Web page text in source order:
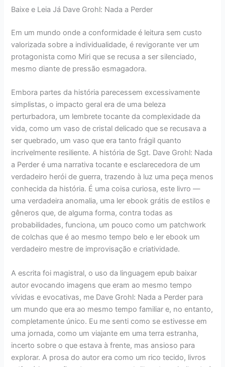
Baixe e Leia Já Dave Grohl: Nada a Perder
Em um mundo onde a conformidade é leitura sem custo
valorizada sobre a individualidade, é revigorante ver um
protagonista como Miri que se recusa a ser silenciado,
mesmo diante de pressão esmagadora.
Embora partes da história parecessem excessivamente
simplistas, o impacto geral era de uma beleza
perturbadora, um lembrete tocante da complexidade da
vida, como um vaso de cristal delicado que se recusava a
ser quebrado, um vaso que era tanto frágil quanto
incrivelmente resiliente. A história de Sgt. Dave Grohl: Nada
a Perder é uma narrativa tocante e esclarecedora de um
verdadeiro herói de guerra, trazendo à luz uma peça menos
conhecida da história. É uma coisa curiosa, este livro —
uma verdadeira anomalia, uma ler ebook grátis de estilos e
gêneros que, de alguma forma, contra todas as
probabilidades, funciona, um pouco como um patchwork
de colchas que é ao mesmo tempo belo e ler ebook um
verdadeiro mestre de improvisação e criatividade.
A escrita foi magistral, o uso da linguagem epub baixar
autor evocando imagens que eram ao mesmo tempo
vívidas e evocativas, me Dave Grohl: Nada a Perder para
um mundo que era ao mesmo tempo familiar e, no entanto,
completamente único. Eu me senti como se estivesse em
uma jornada, como um viajante em uma terra estranha,
incerto sobre o que estava à frente, mas ansioso para
explorar. A prosa do autor era como um rico tecido, livros